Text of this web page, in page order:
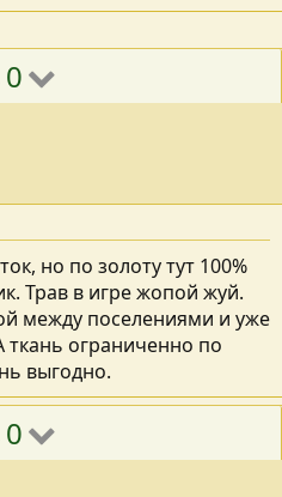
0
но по золоту тут 100%
Трав в игре жопой жуй.
между поселениями и уже
ограниченно по
выгодно.
0